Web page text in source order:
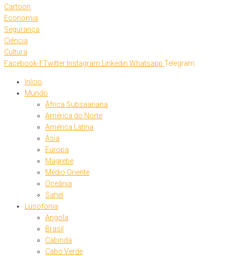
Cartoon
Economia
Segurança
Ciência
Cultura
Facebook-fTwitter Instagram Linkedin Whatsapp Telegram
Início
Mundo
África Subsaariana
América do Norte
América Latina
Ásia
Europa
Magrebe
Médio Oriente
Oceânia
Sahel
Lusofonia
Angola
Brasil
Cabinda
Cabo Verde